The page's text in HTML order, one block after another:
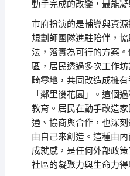
動手完成的改變，最能凝
市府扮演的是輔導與資
規劃師團隊進駐陪伴，
法，落實為可行的方案
區，居民透過多次工作
畸零地，共同改造成擁
「鄰里後花園」。這個
教育。居民在動手改造
通、協商與合作，也深
由自己來創造。這種由
成就感，是任何外部政
社區的凝聚力與生命力得